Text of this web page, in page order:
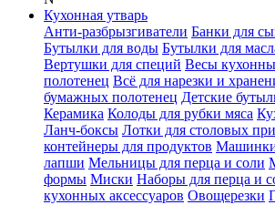
Кухонная утварь
Анти-разбрызгиватели Банки для
Бутылки для воды Бутылки для
Вертушки для специй Весы
полотенец Всё для нарезки и
бумажных полотенец Детские
Керамика Колоды для рубки мяса
Ланч-боксы Лотки для столовых
контейнеры для продуктов Машинки
лапши Мельницы для перца и соли
формы Миски Наборы для перца и
кухонных аксессуаров Овощерезки